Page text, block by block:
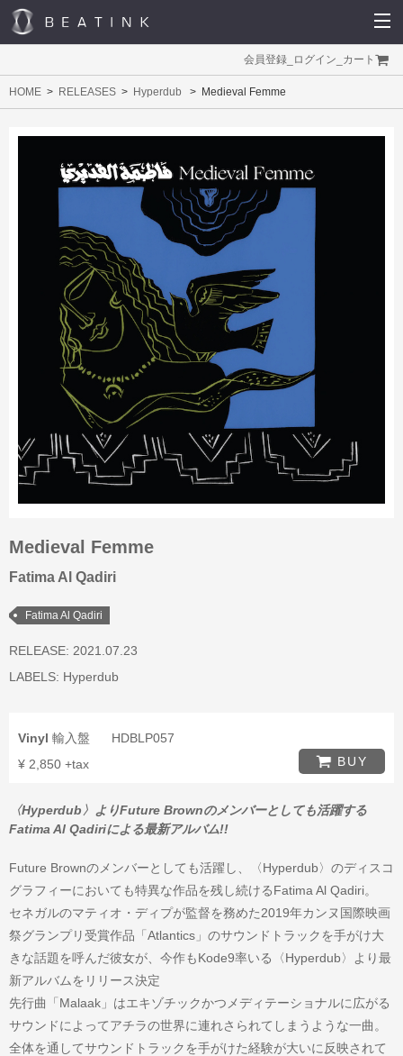
会員登録 ログイン カート
HOME RELEASES Hyperdub Medieval Femme
Medieval Femme
Fatima Al Qadiri
Fatima Al Qadiri
RELEASE: 2021.07.23
LABELS: Hyperdub
Vinyl 輸入盤
HDBLP057
¥ 2,850 +tax
BUY
〈Hyperdub〉よりFuture Brownのメンバーとしても活躍する
Fatima Al Qadiriによる最新アルバム!!
Future Brownのメンバーとしても活躍し、〈Hyperdub〉のディスコ
グラフィーにおいても特異な作品を残し続けるFatima Al Qadiri。
セネガルのマティオ・ディプが監督を務めた2019年カンヌ国際映画
祭グランプリ受賞作品「Atlantics」のサウンドトラックを手がけ大
きな話題を呼んだ彼女が、今作もKode9率いる〈Hyperdub〉より最
新アルバムをリリース決定
先行曲「Malaak」はエキゾチックかつメディテーショナルに広がる
サウンドによってアチラの世界に連れさられてしまうような一曲。
全体を通してサウンドトラックを手がけた経験が大いに反映されて